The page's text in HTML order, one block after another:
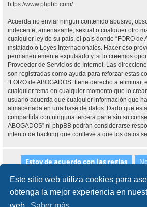
Este sitio web utiliza cookies para
obtenga la mejor experiencia en
https://www.phpbb.com/.
Acuerda no enviar ningun contenido abusivo,
indecente, amenazante, sexual o cualquier otro
cualquier ley de su país, el país donde “FORO de
instalado o Leyes Internacionales. Hacer eso
permanentemente expulsado y, si lo creemos
Proveedor de Servicios de Internet. Las
son registradas como ayuda para reforzar estas
“FORO de ABOGADOS” tiene derecho a eliminar,
cualquier tema en cualquier momento que lo
usuario acuerda que cualquier información que
almacenada en una base de datos. Dado que
compartida con ninguna tercera parte sin su
ABOGADOS” ni phpBB podrán considerarse
intento de hacking que conlleve a que los datos
Borrar cookies
Desarrollado por ® Forum Software © phpBB Limited